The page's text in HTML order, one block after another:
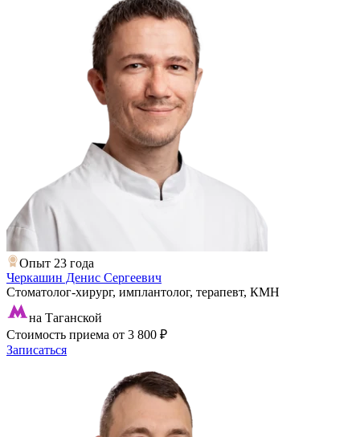
Опыт 23 года
Черкашин Денис Сергеевич
Стоматолог-хирург, имплантолог, терапевт, КМН
на Таганской
Стоимость приема от 3 800 ₽
Записаться